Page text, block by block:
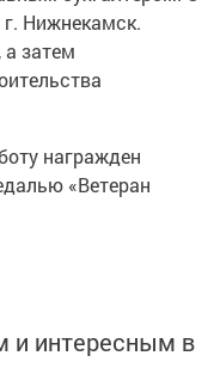
Нижнекамск.
затем
награжден
«Ветеран
интересным в